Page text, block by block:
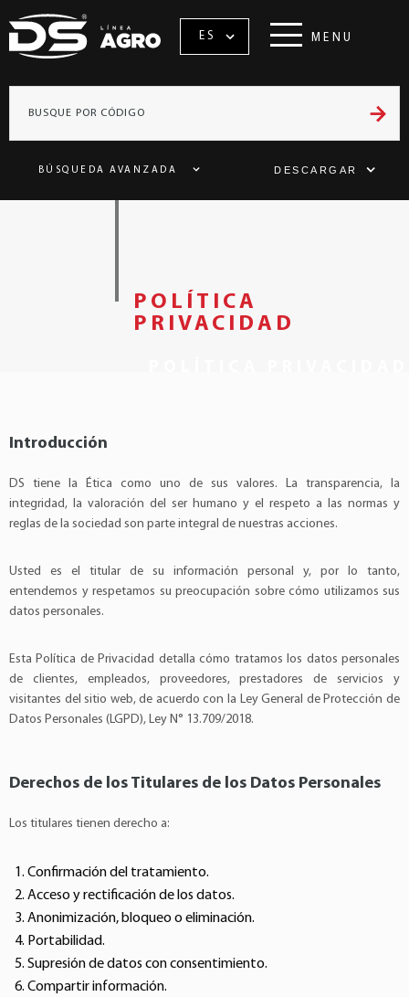
ES MENU
BÚSQUEDA AVANZADA DESCARGAR
POLÍTICA
PRIVACIDAD
Introducción
DS tiene la Ética como uno de sus valores. La transparencia, la
integridad, la valoración del ser humano y el respeto a las normas y
reglas de la sociedad son parte integral de nuestras acciones.
Usted es el titular de su información personal y, por lo tanto,
entendemos y respetamos su preocupación sobre cómo utilizamos sus
datos personales.
Esta Política de Privacidad detalla cómo tratamos los datos personales
de clientes, empleados, proveedores, prestadores de servicios y
visitantes del sitio web, de acuerdo con la Ley General de Protección de
Datos Personales (LGPD), Ley N° 13.709/2018.
Derechos de los Titulares de los Datos Personales
Los titulares tienen derecho a:
Confirmación del tratamiento.
Acceso y rectificación de los datos.
Anonimización, bloqueo o eliminación.
Portabilidad.
Supresión de datos con consentimiento.
Compartir información.